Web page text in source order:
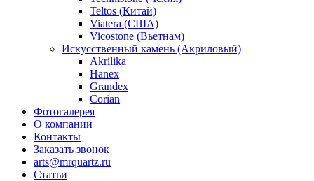
Teltos (Китай)
Viatera (США)
Vicostone (Вьетнам)
Искусственный камень (Акриловый)
Akrilika
Hanex
Grandex
Corian
Фотогалерея
О компании
Контакты
Заказать звонок
arts@mrquartz.ru
Статьи